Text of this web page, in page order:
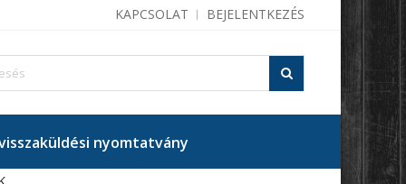
BEJELENTKEZÉS
KAPCSOLAT
nyomtatvány